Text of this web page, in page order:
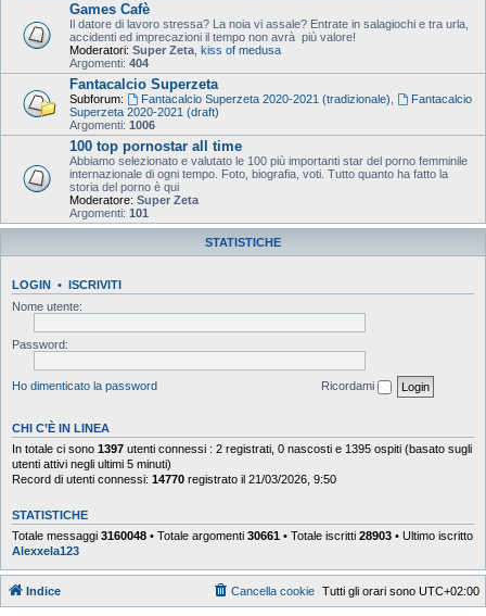
Games Cafè
Il datore di lavoro stressa? La noia vi assale? Entrate in salagiochi e tra urla,
accidenti ed imprecazioni il tempo non avrà più valore!
Moderatori: Super Zeta kiss of medusa
Argomenti: 404
Fantacalcio Superzeta
Subforum: Fantacalcio Superzeta 2020-2021 (tradizionale)
Fantacalcio
Superzeta 2020-2021 (draft)
Argomenti: 1006
100 top pornostar all time
Abbiamo selezionato e valutato le 100 più importanti star del porno femminile
internazionale di ogni tempo. Foto, biografia, voti. Tutto quanto ha fatto la
storia del porno è qui
Moderatore: Super Zeta
Argomenti: 101
STATISTICHE
LOGIN • ISCRIVITI
Nome utente:
Password:
Ho dimenticato la password Ricordami
CHI C’È IN LINEA
In totale ci sono 1397 utenti connessi : 2 registrati, 0 nascosti e 1395 ospiti (basato sugli
utenti attivi negli ultimi 5 minuti)
Record di utenti connessi: 14770 registrato il 21/03/2026, 9:50
STATISTICHE
Totale messaggi 3160048 • Totale argomenti 30661 • Totale iscritti 28903 • Ultimo iscritto
Alexxela123
Indice Tutti gli orari sono UTC+02:00
Cancella cookie